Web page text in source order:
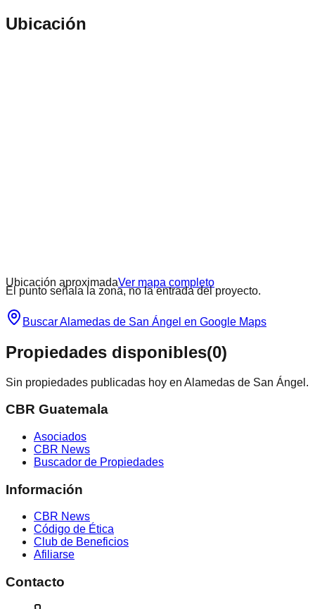
Ubicación
Ubicación aproximadaVer mapa completo
El punto señala la zona, no la entrada del proyecto.
BuscarAlamedas de San Ángel en Google Maps
Propiedades disponibles(0)
Sin propiedades publicadas hoy en Alamedas de San Ángel.
CBR Guatemala
Asociados
CBR News
Buscador de Propiedades
Información
CBR News
Código de Ética
Club de Beneficios
Afiliarse
Contacto